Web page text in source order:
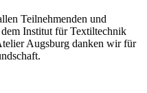
Teilnehmenden und
Institut für Textiltechnik
Augsburg danken wir für